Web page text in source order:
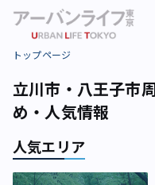
トップページ
立川市・八王子市
め・人気情報
人気エリア